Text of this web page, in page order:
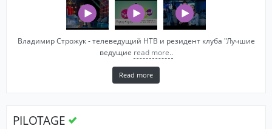
Владимир Строжук - телеведущий НТВ и резидент клуба "Лучшие
ведущие read more..
Read more
PILOTAGE